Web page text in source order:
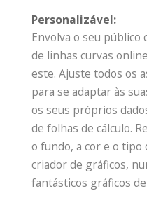
Personalizável:
Envolva o seu público
de linhas curvas
este. Ajuste todos os
para se adaptar às
os seus próprios
de folhas de cálculo.
o fundo, a cor e o tipo
criador de gráficos,
fantásticos gráficos